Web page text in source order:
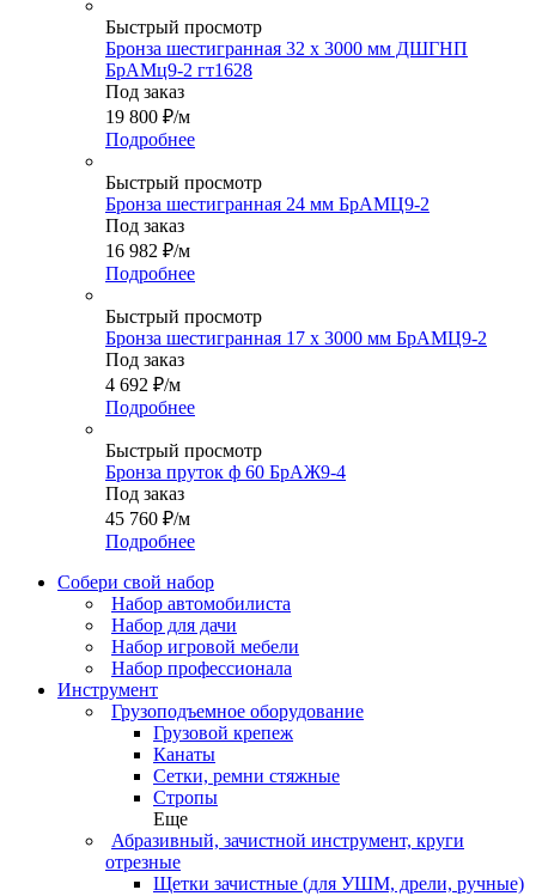
Быстрый просмотр
Бронза шестигранная 32 х 3000 мм ДШГНП
БрАМц9-2 гт1628
Под заказ
19 800 ₽/м
Подробнее
Быстрый просмотр
Бронза шестигранная 24 мм БрАМЦ9-2
Под заказ
16 982 ₽/м
Подробнее
Быстрый просмотр
Бронза шестигранная 17 х 3000 мм БрАМЦ9-2
Под заказ
4 692 ₽/м
Подробнее
Быстрый просмотр
Бронза пруток ф 60 БрАЖ9-4
Под заказ
45 760 ₽/м
Подробнее
Собери свой набор
Набор автомобилиста
Набор для дачи
Набор игровой мебели
Набор профессионала
Инструмент
Грузоподъемное оборудование
Грузовой крепеж
Канаты
Сетки, ремни стяжные
Стропы
Еще
Абразивный, зачистной инструмент, круги
отрезные
Щетки зачистные (для УШМ, дрели, ручные)